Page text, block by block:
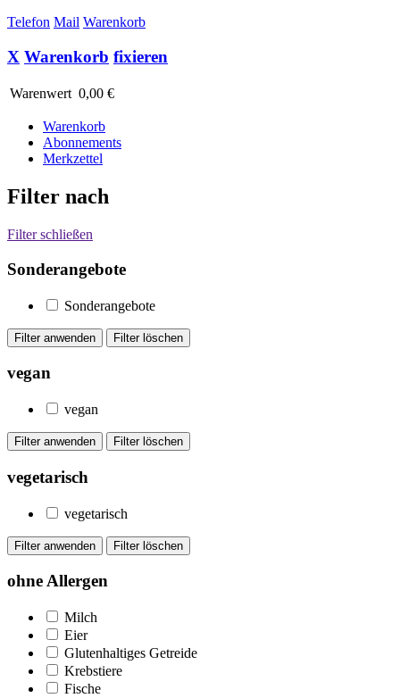
Telefon Mail Warenkorb
X Warenkorb fixieren
Warenwert 0,00 €
Warenkorb
Abonnements
Merkzettel
Filter nach
Filter schließen
Sonderangebote
Sonderangebote
vegan
vegan
vegetarisch
vegetarisch
ohne Allergen
Milch
Eier
Glutenhaltiges Getreide
Krebstiere
Fische